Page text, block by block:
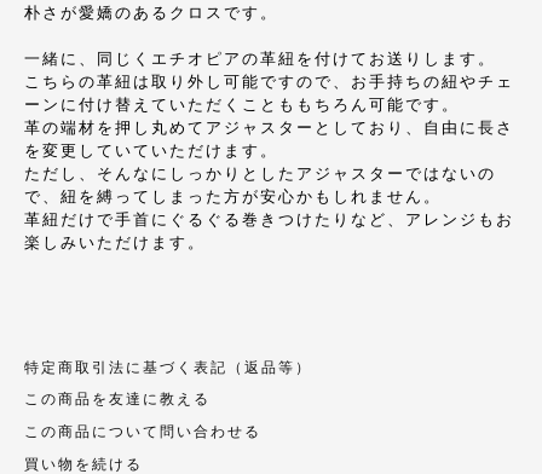
朴さが愛嬌のあるクロスです。
一緒に、同じくエチオピアの革紐を付けてお送りします。
こちらの革紐は取り外し可能ですので、お手持ちの紐やチェ
ーンに付け替えていただくことももちろん可能です。
革の端材を押し丸めてアジャスターとしており、自由に長さ
を変更していていただけます。
ただし、そんなにしっかりとしたアジャスターではないの
で、紐を縛ってしまった方が安心かもしれません。
革紐だけで手首にぐるぐる巻きつけたりなど、アレンジもお
楽しみいただけます。
特定商取引法に基づく表記（返品等）
この商品を友達に教える
この商品について問い合わせる
買い物を続ける